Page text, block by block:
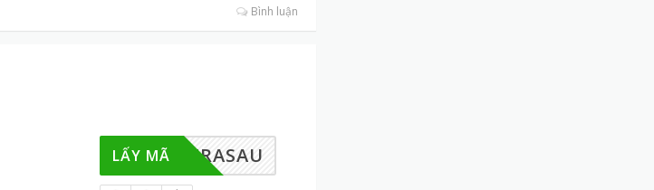
Bình luận
CHTRASAU
LẤY MÃ